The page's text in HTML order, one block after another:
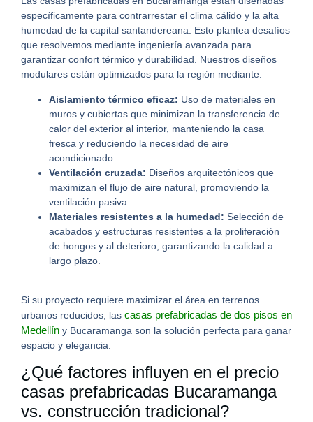
específicamente para contrarrestar el clima cálido y la alta
humedad de la capital santandereana.
Esto plantea desafíos
que resolvemos mediante ingeniería avanzada para
garantizar confort térmico y durabilidad. Nuestros diseños
modulares están optimizados para la región mediante:
Aislamiento térmico eficaz: Uso de materiales en
muros y cubiertas que minimizan la transferencia de
calor del exterior al interior, manteniendo la casa
fresca y reduciendo la necesidad de aire
acondicionado.
Ventilación cruzada: Diseños arquitectónicos que
maximizan el flujo de aire natural, promoviendo la
ventilación pasiva.
Materiales resistentes a la humedad: Selección de
acabados y estructuras resistentes a la proliferación
de hongos y al deterioro, garantizando la calidad a
largo plazo.
Si su proyecto requiere maximizar el área en terrenos
urbanos reducidos, las casas prefabricadas de dos pisos en
Medellín y Bucaramanga son la solución perfecta para ganar
espacio y elegancia.
¿Qué factores influyen en el precio
casas prefabricadas Bucaramanga
vs. construcción tradicional?